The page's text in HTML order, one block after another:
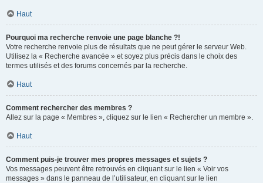
Haut
Pourquoi ma recherche renvoie une page blanche ?!
Votre recherche renvoie plus de résultats que ne peut gérer le serveur Web.
Utilisez la « Recherche avancée » et soyez plus précis dans le choix des
termes utilisés et des forums concernés par la recherche.
Haut
Comment rechercher des membres ?
Allez sur la page « Membres », cliquez sur le lien « Rechercher un membre ».
Haut
Comment puis-je trouver mes propres messages et sujets ?
Vos messages peuvent être retrouvés en cliquant sur le lien « Voir vos
messages » dans le panneau de l’utilisateur, en cliquant sur le lien